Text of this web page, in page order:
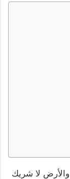
لا شريك